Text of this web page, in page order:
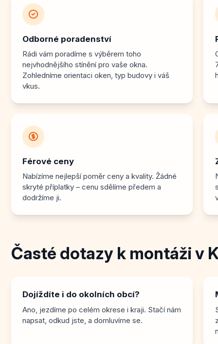
Odborné poradenství
Rádi vám poradíme s výběrem toho
nejvhodnějšího stínění pro vaše okna.
Zohledníme orientaci oken, typ budovy i váš
vkus.
Férové ceny
Nabízíme nejlepší poměr ceny a kvality. Žádné
skryté příplatky – cenu sdělíme předem a
dodržíme ji.
Časté dotazy k montáži v
Dojíždíte i do okolních obcí?
Ano, jezdíme po celém okrese i kraji. Stačí nám
napsat, odkud jste, a domluvíme se.